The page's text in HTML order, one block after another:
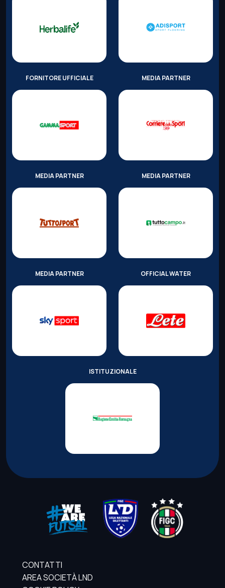
FORNITORE UFFICIALE MEDIA PARTNER
MEDIA PARTNER MEDIA PARTNER
MEDIA PARTNER OFFICIAL WATER
ISTITUZIONALE
CONTATTI
AREA SOCIETÀ LND